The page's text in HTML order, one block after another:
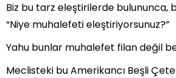
Biz bu tarz eleştirilerde bulununca,
“Niye muhalefeti eleştiriyorsunuz?”
Yahu bunlar muhalefet filan değil
Meclisteki bu Amerikancı Beşli